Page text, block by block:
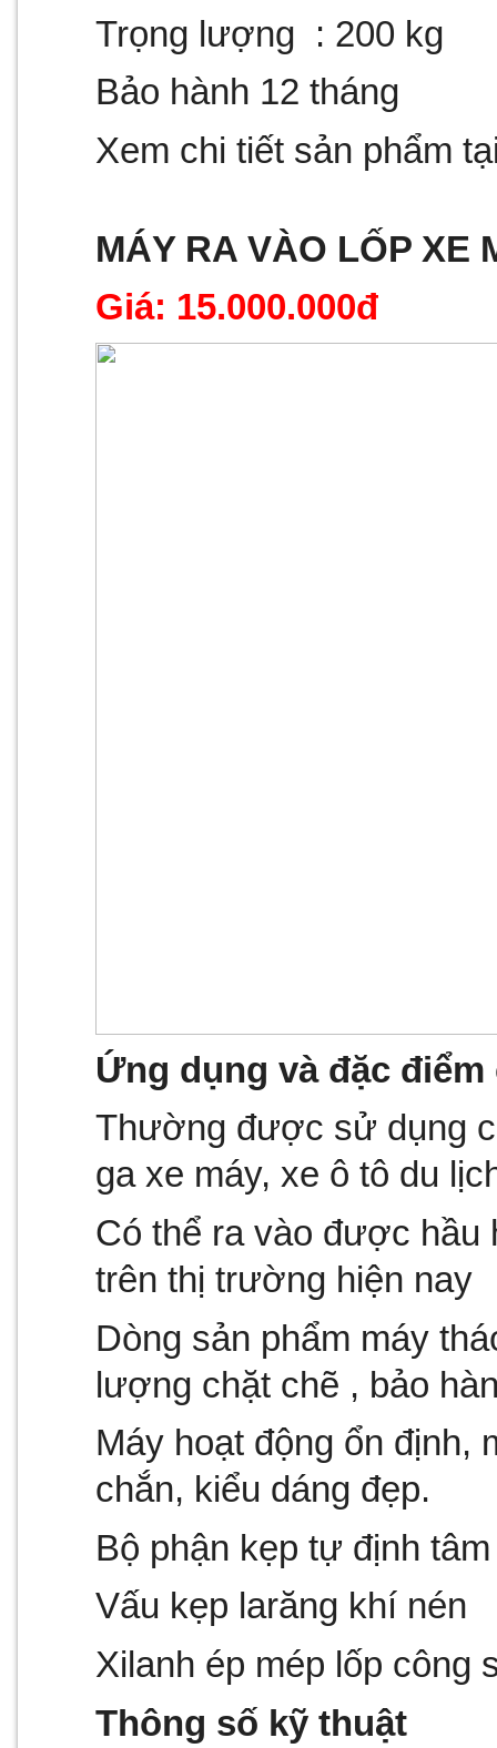
Trọng lượng  : 200 kg
Bảo hành 12 tháng
Xem chi tiết sản phẩm
MÁY RA VÀO LỐP XE
Giá: 15.000.000đ
Ứng dụng và đặc điểm
Thường được sử dụng
ga xe máy, xe ô tô du
Có thể ra vào được hầu
trên thị trường hiện nay
Dòng sản phẩm máy
lượng chặt chẽ , bảo
Máy hoạt động ổn định,
chắn, kiểu dáng đẹp.
Bộ phận kẹp tự định tâm
Vấu kẹp larăng khí nén
Xilanh ép mép lốp công
Thông số kỹ thuật